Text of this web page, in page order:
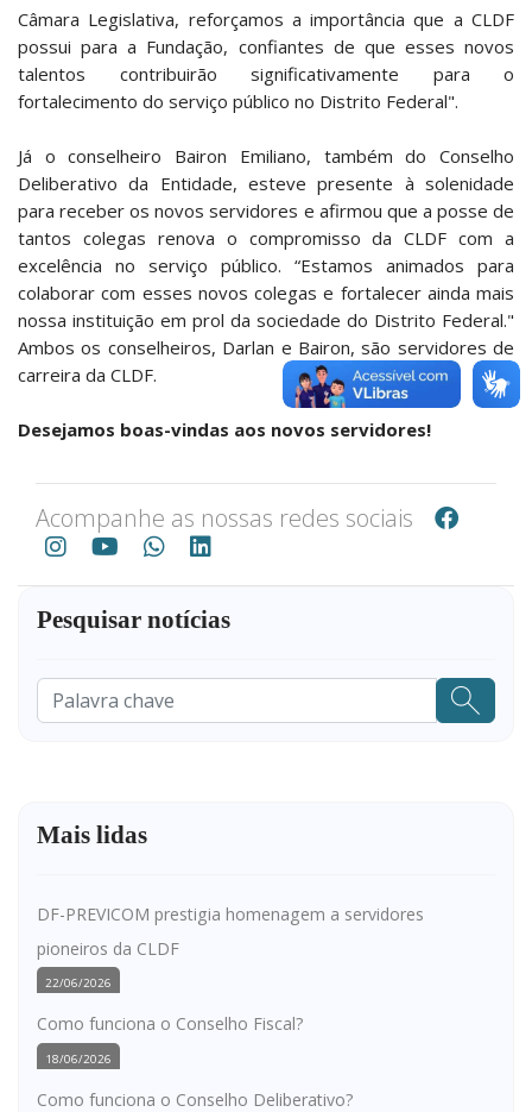
Câmara Legislativa, reforçamos a importância que a CLDF
possui para a Fundação, confiantes de que esses novos
talentos contribuirão significativamente para o
fortalecimento do serviço público no Distrito Federal".
Já o conselheiro Bairon Emiliano, também do Conselho
Deliberativo da Entidade, esteve presente à solenidade
para receber os novos servidores e afirmou que a posse de
tantos colegas renova o compromisso da CLDF com a
excelência no serviço público. “Estamos animados para
colaborar com esses novos colegas e fortalecer ainda mais
nossa instituição em prol da sociedade do Distrito Federal."
Ambos os conselheiros, Darlan e Bairon, são servidores de
carreira da CLDF.
Desejamos boas-vindas aos novos servidores!
Acompanhe as nossas redes sociais
Pesquisar notícias
Pesquisar
Mais lidas
DF-PREVICOM prestigia homenagem a servidores
pioneiros da CLDF
22/06/2026
Como funciona o Conselho Fiscal?
18/06/2026
Como funciona o Conselho Deliberativo?